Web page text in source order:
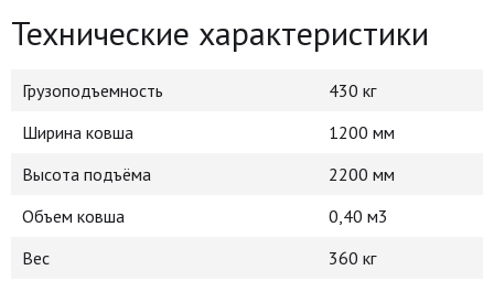
Технические характеристики
Грузоподъемность
430 кг
Ширина ковша
1200 мм
Высота подъёма
2200 мм
Объем ковша
0,40 м3
Вес
360 кг